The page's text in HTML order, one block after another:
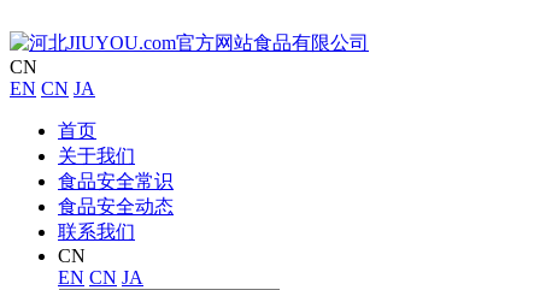
CN
EN CN JA
首页
关于我们
食品安全常识
食品安全动态
联系我们
CN
EN CN JA